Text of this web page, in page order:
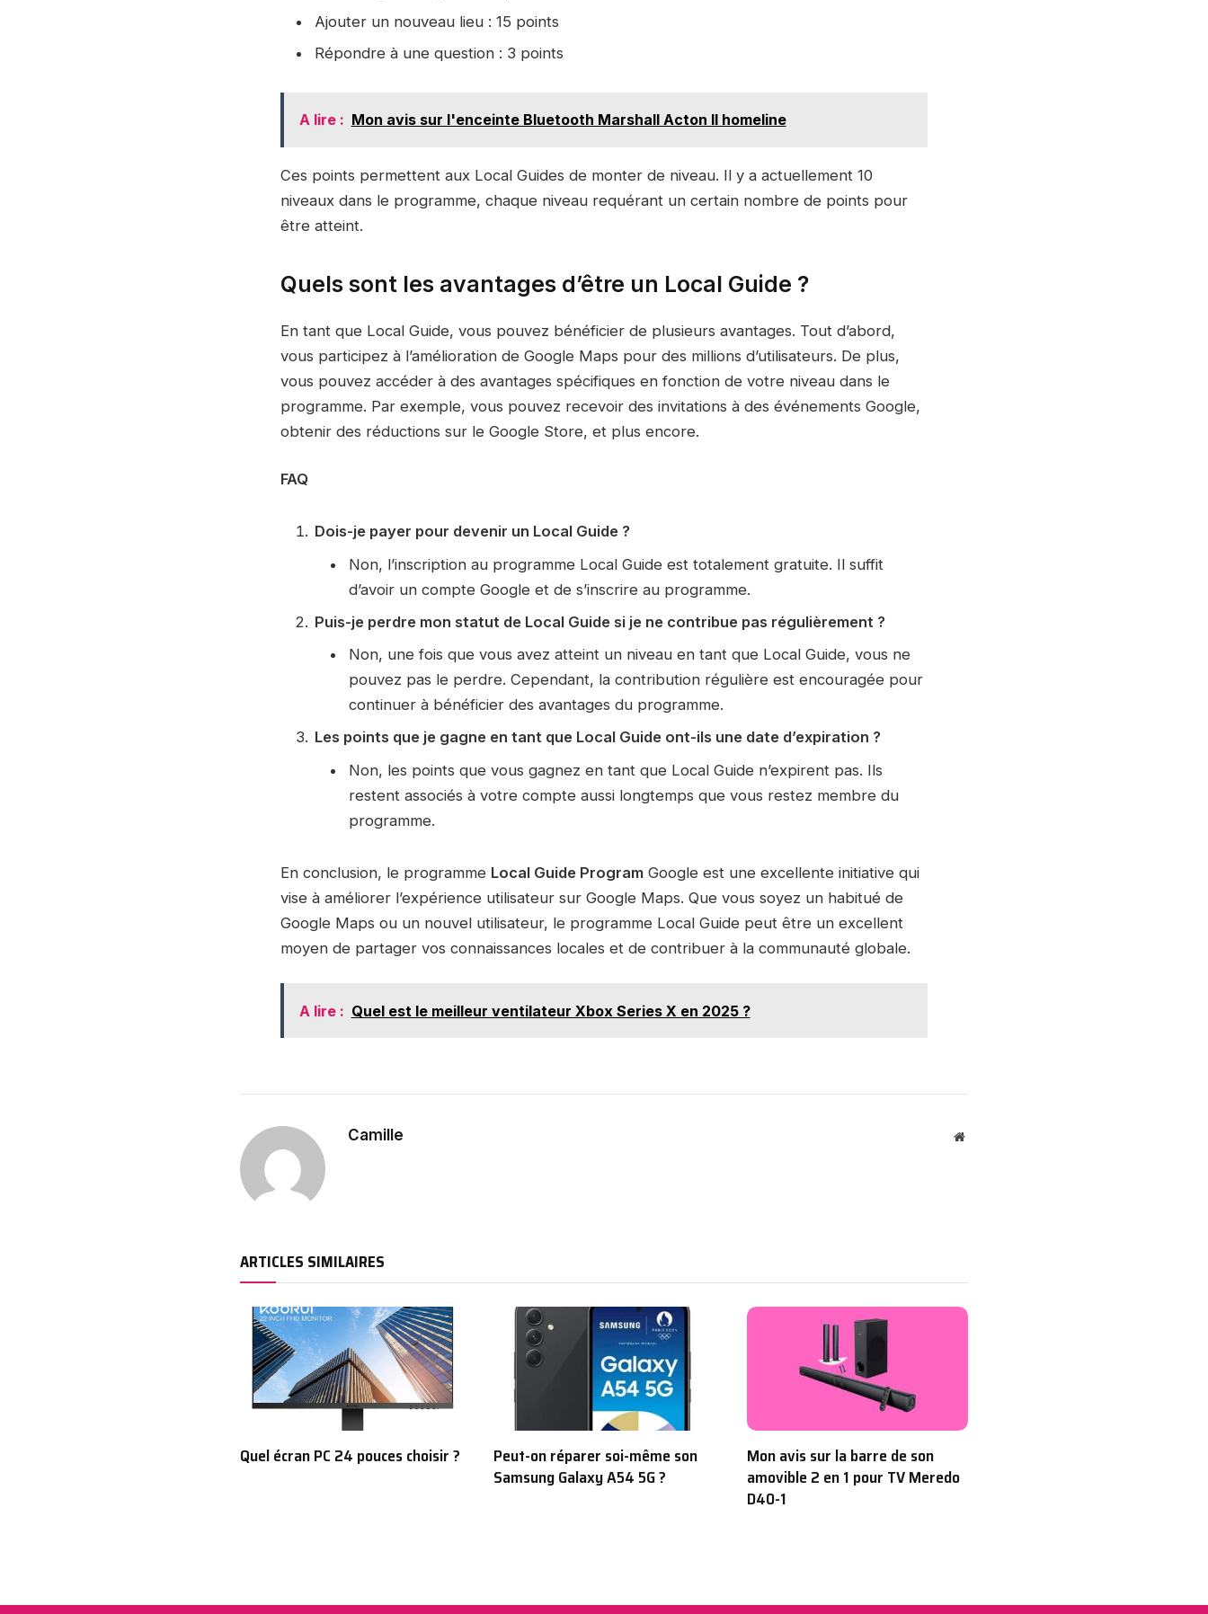
Ajouter un nouveau lieu : 15 points
Répondre à une question : 3 points
A lire : Mon avis sur l'enceinte Bluetooth Marshall Acton II homeline
Ces points permettent aux Local Guides de monter de niveau. Il y a actuellement 10
niveaux dans le programme, chaque niveau requérant un certain nombre de points pour
être atteint.
Quels sont les avantages d’être un Local Guide ?
En tant que Local Guide, vous pouvez bénéficier de plusieurs avantages. Tout d’abord,
vous participez à l’amélioration de Google Maps pour des millions d’utilisateurs. De plus,
vous pouvez accéder à des avantages spécifiques en fonction de votre niveau dans le
programme. Par exemple, vous pouvez recevoir des invitations à des événements Google,
obtenir des réductions sur le Google Store, et plus encore.
FAQ
Dois-je payer pour devenir un Local Guide ?
Non, l’inscription au programme Local Guide est totalement gratuite. Il suffit
d’avoir un compte Google et de s’inscrire au programme.
Puis-je perdre mon statut de Local Guide si je ne contribue pas régulièrement ?
Non, une fois que vous avez atteint un niveau en tant que Local Guide, vous ne
pouvez pas le perdre. Cependant, la contribution régulière est encouragée pour
continuer à bénéficier des avantages du programme.
Les points que je gagne en tant que Local Guide ont-ils une date d’expiration ?
Non, les points que vous gagnez en tant que Local Guide n’expirent pas. Ils
restent associés à votre compte aussi longtemps que vous restez membre du
programme.
En conclusion, le programme Local Guide Program Google est une excellente initiative qui
vise à améliorer l’expérience utilisateur sur Google Maps. Que vous soyez un habitué de
Google Maps ou un nouvel utilisateur, le programme Local Guide peut être un excellent
moyen de partager vos connaissances locales et de contribuer à la communauté globale.
A lire : Quel est le meilleur ventilateur Xbox Series X en 2025 ?
Camille Website
ARTICLES SIMILAIRES
Quel écran PC 24 pouces choisir ?
Peut-on réparer soi-même son
Samsung Galaxy A54 5G ?
Mon avis sur la barre de son
amovible 2 en 1 pour TV Meredo
D40-1